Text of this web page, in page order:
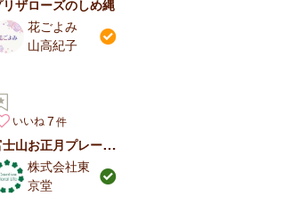
リザローズのしめ縄
花ごよみ
山高紀子
いいね 7
富士山お正月プレート飾り
株式会社東
京堂